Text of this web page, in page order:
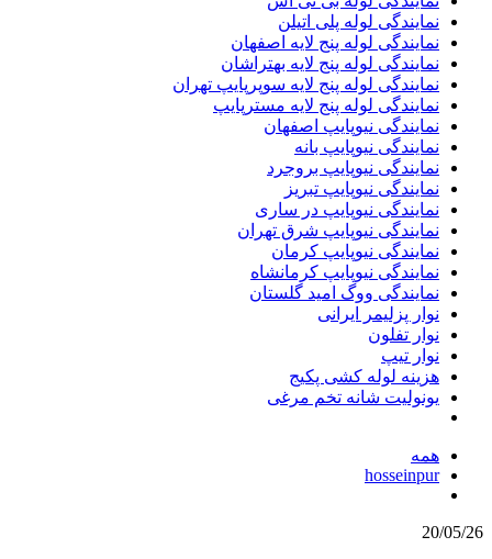
نمایندگی لوله پلی اتیلن
نمایندگی لوله پنج لایه اصفهان
نمایندگی لوله پنج لایه بهتراشان
نمایندگی لوله پنج لایه سوپرپایپ تهران
نمایندگی لوله پنج لایه مسترپایپ
نمایندگی نیوپایپ اصفهان
نمایندگی نیوپایپ بانه
نمایندگی نیوپایپ بروجرد
نمایندگی نیوپایپ تبریز
نمایندگی نیوپایپ در ساری
نمایندگی نیوپایپ شرق تهران
نمایندگی نیوپایپ کرمان
نمایندگی نیوپایپ کرمانشاه
نمایندگی ووگ امید گلستان
نوار پزلیمر ایرانی
نوار تفلون
نوار تیپ
هزینه لوله کشی پکیج
یونولیت شانه تخم مرغی
همه
hosseinpur
20/05/26